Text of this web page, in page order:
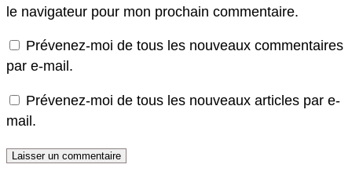
le navigateur pour mon prochain commentaire.
Prévenez-moi de tous les nouveaux commentaires
par e-mail.
Prévenez-moi de tous les nouveaux articles par e-
mail.